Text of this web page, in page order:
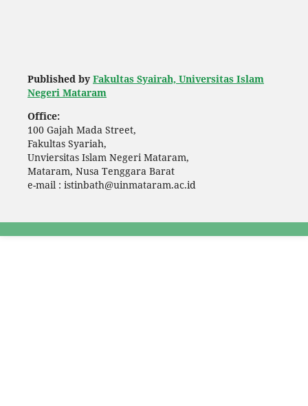
Published by Fakultas Syairah, Universitas Islam
Negeri Mataram
Office:
100 Gajah Mada Street,
Fakultas Syariah,
Unviersitas Islam Negeri Mataram,
Mataram, Nusa Tenggara Barat
e-mail : istinbath@uinmataram.ac.id